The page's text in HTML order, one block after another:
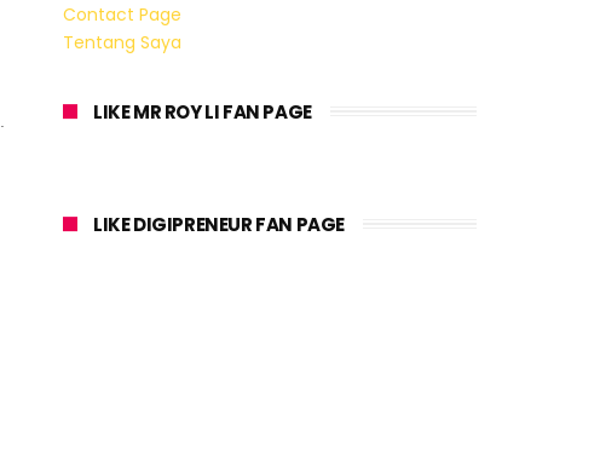
Contact Page
Tentang Saya
LIKE MR ROY LI FAN PAGE
LIKE DIGIPRENEUR FAN PAGE